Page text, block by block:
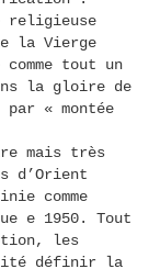
religieuse
la Vierge
tout un
la gloire de
« montée
mais très
d’Orient
comme
e 1950. Tout
les
définir la